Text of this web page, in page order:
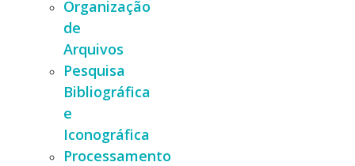
Organização
de
Arquivos
Pesquisa
Bibliográfica
e
Iconográfica
Processamento